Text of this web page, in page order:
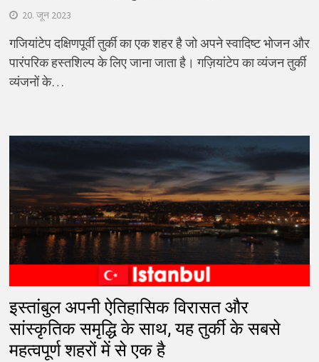
20. जून 2023
गजियांटेप दक्षिणपूर्वी तुर्की का एक शहर है जो अपने स्वादिष्ट भोजन और
पारंपरिक हस्तशिल्प के लिए जाना जाता है। गज़ियांटेप का व्यंजन तुर्की
व्यंजनों के…
इस्तांबुल अपनी ऐतिहासिक विरासत और
सांस्कृतिक समृद्धि के साथ, यह तुर्की के सबसे
महत्वपूर्ण शहरों में से एक है